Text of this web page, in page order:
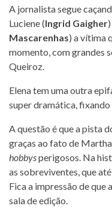
A jornalista segue
Luciene (Ingrid Gaigher
Mascarenhas) a vítima
momento, com grandes
Queiroz.
Elena tem uma outra
super dramática,
A questão é que a pista
graças ao fato de
hobbysperigosos. Na
as sobreviventes, que
Fica a impressão de que
sala de edição.